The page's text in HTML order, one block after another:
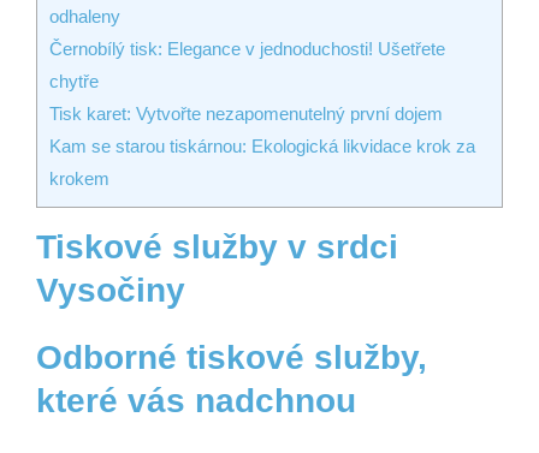
odhaleny
Černobílý tisk: Elegance v jednoduchosti! Ušetřete
chytře
Tisk karet: Vytvořte nezapomenutelný první dojem
Kam se starou tiskárnou: Ekologická likvidace krok za
krokem
Tiskové služby v srdci
Vysočiny
Odborné tiskové služby,
které vás nadchnou